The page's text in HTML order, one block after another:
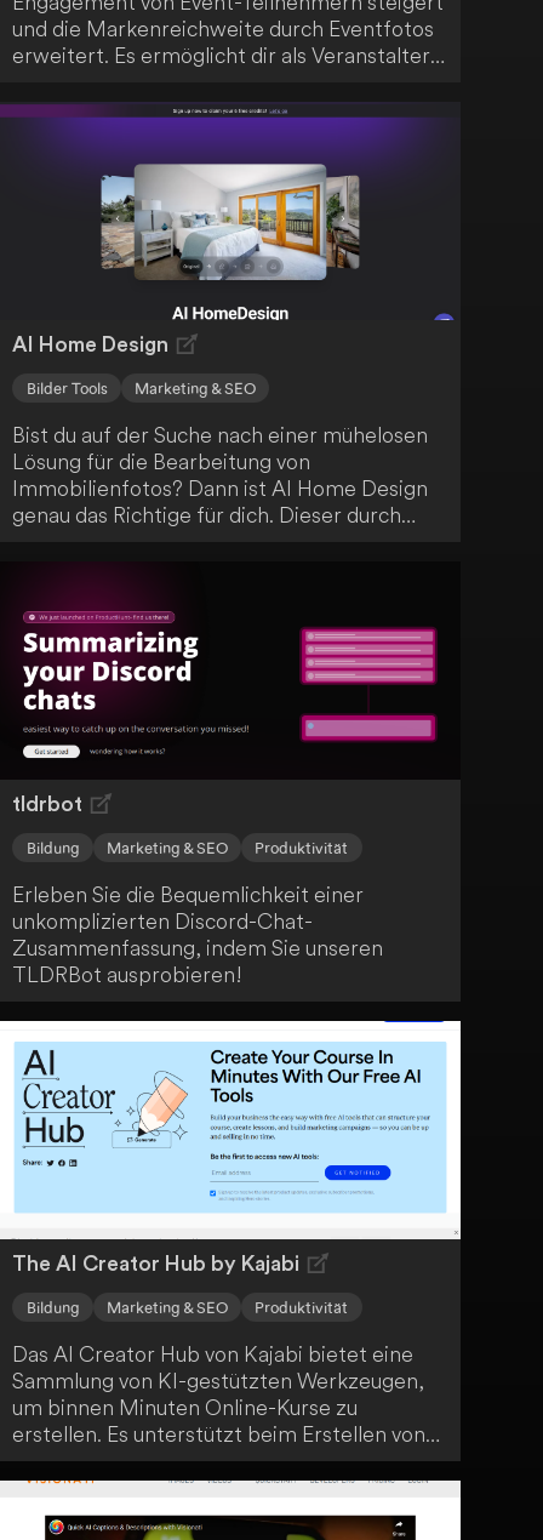
und die Markenreichweite durch Eventfotos
erweitert. Es ermöglicht dir als Veranstalter
Fotoalben mithilfe von sicherer KI
unkompliziert zu teilen. Sobald die
Teilnehmer ihr persönliches Album sehen,
erhöht sich deren Aufnahmebereitschaft,
was Sponsoren erlaubt, durch
zugeschnittene Werbung und direkte
Handlungsaufforderungen gezielt mit dem
AI Home Design
Bilder Tools Marketing & SEO
Bist du auf der Suche nach einer mühelosen
Lösung für die Bearbeitung von
Immobilienfotos? Dann ist AI Home Design
genau das Richtige für dich. Dieser durch
Immobilienvertrieb unterstützen. Lass dich
von der Kraft der KI überzeugen und
profitiere von diesem innovativen Service.
tldrbot
Bildung Marketing & SEO Produktivität
Erleben Sie die Bequemlichkeit einer
unkomplizierten Discord-Chat-
Zusammenfassung, indem Sie unseren
TLDRBot ausprobieren!
The AI Creator Hub by Kajabi
Bildung Marketing & SEO Produktivität
Das AI Creator Hub von Kajabi bietet eine
Sammlung von KI-gestützten Werkzeugen,
um binnen Minuten Online-Kurse zu
erstellen. Es unterstützt beim Erstellen von
Kursstrukturen sowie Marketingmaterialien,
wobei erste Entwürfe sofort generiert
werden. Nutzer müssen lediglich ihre Idee